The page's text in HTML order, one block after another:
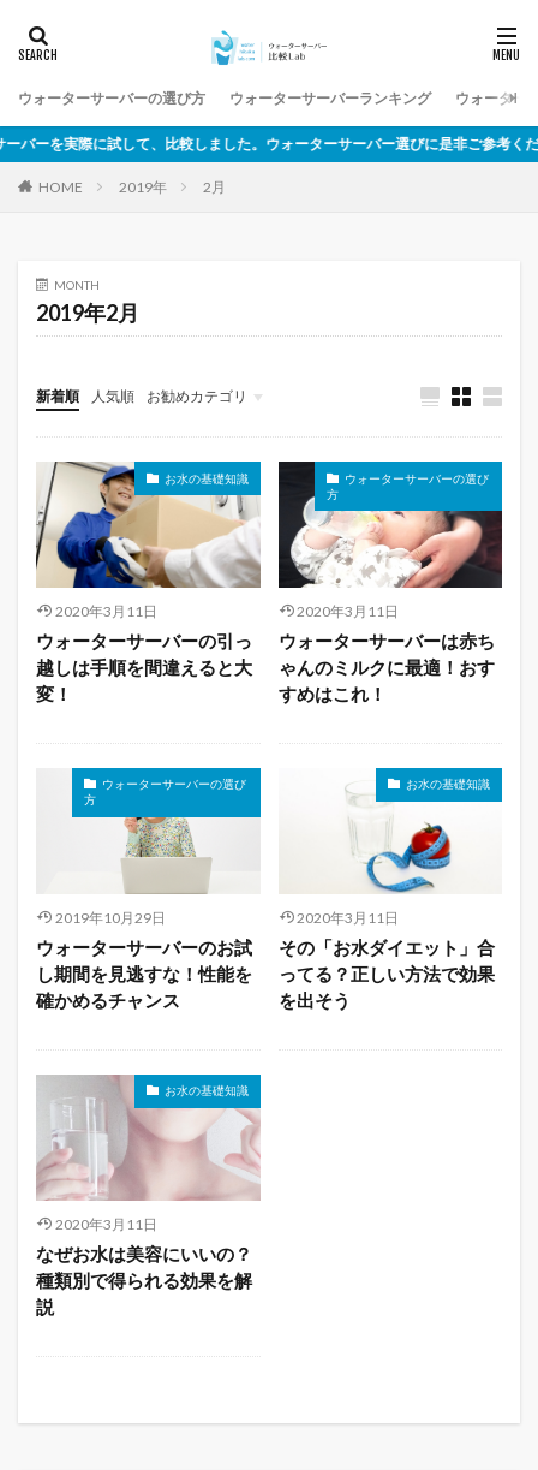
ウォーターサーバーの選び方 ウォーターサーバーランキング ウォーター
を実際に試して、比較しました。ウォーターサーバー選びに是非ご参考ください
HOME 2019年 2月
MONTH
2019年2月
新着順 人気順 お勧めカテゴリ
未分類
お水の基礎知識
2020年3月11日
ウォーターサーバーの引っ
越しは手順を間違えると大
変！
ウォーターサーバーの選び
方
2020年3月11日
ウォーターサーバーは赤ち
ゃんのミルクに最適！おす
すめはこれ！
ウォーターサーバーの選び
方
2019年10月29日
ウォーターサーバーのお試
し期間を見逃すな！性能を
確かめるチャンス
お水の基礎知識
2020年3月11日
その「お水ダイエット」合
ってる？正しい方法で効果
を出そう
お水の基礎知識
2020年3月11日
なぜお水は美容にいいの？
種類別で得られる効果を解
説